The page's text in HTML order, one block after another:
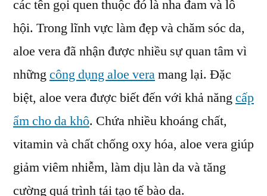
các tên gọi quen thuộc đó là nha đam và lô
hội. Trong lĩnh vực làm đẹp và chăm sóc da,
aloe vera đã nhận được nhiều sự quan tâm vì
nhữngcông dụng aloe veramang lại. Đặc
biệt, aloe vera được biết đến với khả năngcấp
ẩm cho da khô. Chứa nhiều khoáng chất,
vitamin và chất chống oxy hóa, aloe vera giúp
giảm viêm nhiễm, làm dịu làn da và tăng
cường quá trình tái tạo tế bào da.